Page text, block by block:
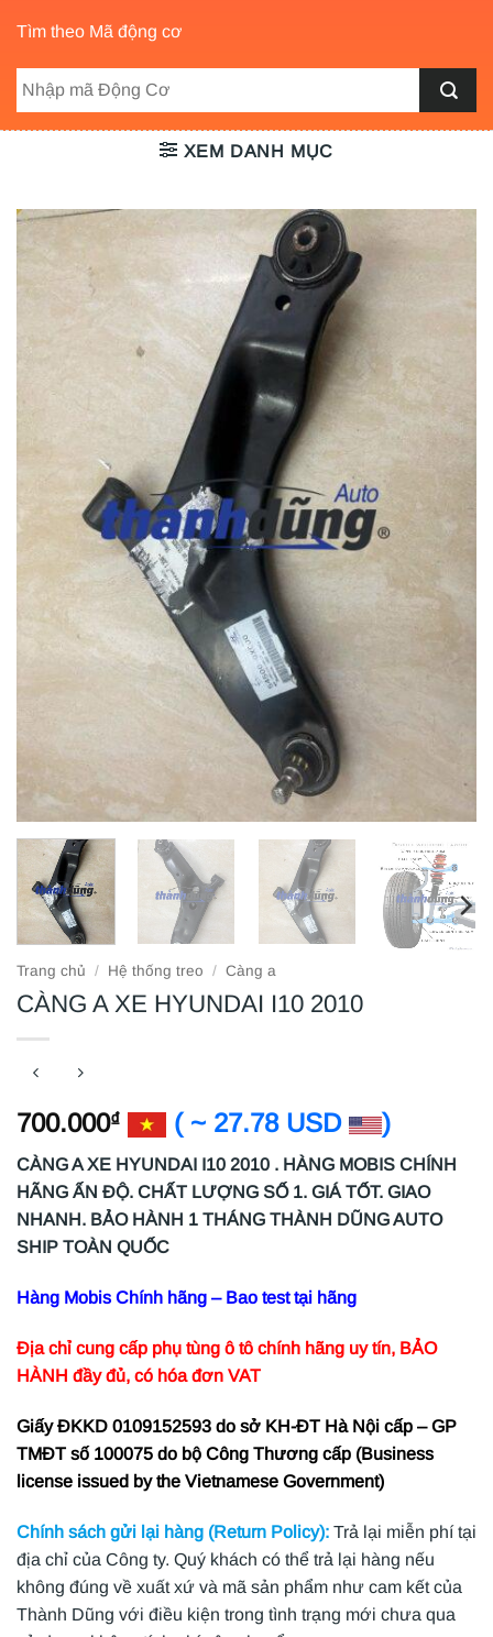
Tìm theo Mã động cơ
XEM DANH MỤC
Trang chủ / Hệ thống treo / Càng a
CÀNG A XE HYUNDAI I10 2010
700.000₫ ( ~ 27.78 USD )
CÀNG A XE HYUNDAI I10 2010 . HÀNG MOBIS CHÍNH
HÃNG ẤN ĐỘ. CHẤT LƯỢNG SỐ 1. GIÁ TỐT. GIAO
NHANH. BẢO HÀNH 1 THÁNG THÀNH DŨNG AUTO
SHIP TOÀN QUỐC
Hàng Mobis Chính hãng – Bao test tại hãng
Địa chỉ cung cấp phụ tùng ô tô chính hãng uy tín, BẢO
HÀNH đầy đủ, có hóa đơn VAT
Giấy ĐKKD 0109152593 do sở KH-ĐT Hà Nội cấp – GP
TMĐT số 100075 do bộ Công Thương cấp (Business
license issued by the Vietnamese Government)
Chính sách gửi lại hàng (Return Policy): Trả lại miễn phí tại
địa chỉ của Công ty. Quý khách có thể trả lại hàng nếu
không đúng về xuất xứ và mã sản phẩm như cam kết của
Thành Dũng với điều kiện trong tình trạng mới chưa qua